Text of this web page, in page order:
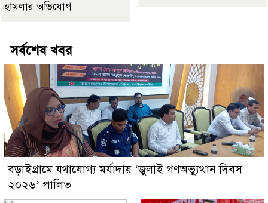
হামলার অভিযোগ
সর্বশেষ খবর
বড়াইগ্রামে যথাযোগ্য মর্যাদায় ‘জুলাই গণঅভ্যুত্থান দিবস
২০২৬’ পালিত